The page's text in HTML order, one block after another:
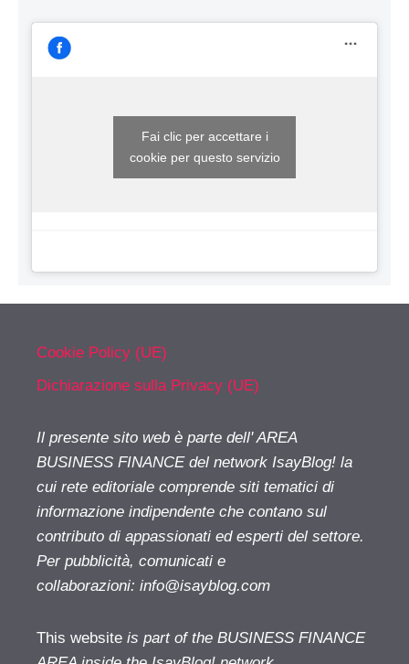
Fai clic per accettare i
cookie per questo servizio
Cookie Policy (UE)
Dichiarazione sulla Privacy (UE)
Il presente sito web è parte dell' AREA
BUSINESS FINANCE del network IsayBlog! la
cui rete editoriale comprende siti tematici di
informazione indipendente che contano sul
contributo di appassionati ed esperti del settore.
Per pubblicità, comunicati e
collaborazioni: info@isayblog.com
This website is part of the BUSINESS FINANCE